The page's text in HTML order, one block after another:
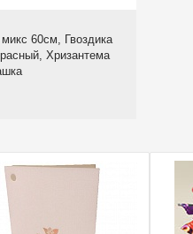
60см, Гвоздика
Хризантема